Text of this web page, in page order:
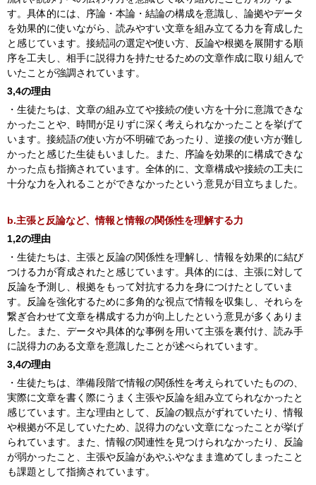
す。具体的には、序論・本論・結論の構成を意識し、論拠やデータ
を効果的に使いながら、読みやすい文章を組み立てる力を育成した
と感じています。接続詞の選定や使い方、反論や根拠を展開する順
序を工夫し、相手に説得力を持たせるための文章作成に取り組んで
いたことが強調されています。
3,4の理由
・生徒たちは、文章の組み立てや接続の使い方を十分に意識できな
かったことや、時間が足りずに深く考えられなかったことを挙げて
います。接続語の使い方が不明確であったり、逆接の使い方が難し
かったと感じた生徒もいました。また、序論を効果的に構成できな
かった点も指摘されています。全体的に、文章構成や接続の工夫に
十分な力を入れることができなかったという意見が目立ちました。
b.主張と反論など、情報と情報の関係性を理解する力
1,2の理由
・生徒たちは、主張と反論の関係性を理解し、情報を効果的に結び
つける力が育成されたと感じています。具体的には、主張に対して
反論を予測し、根拠をもって対抗する力を身につけたとしていま
す。反論を強化するために多角的な視点で情報を収集し、それらを
繋ぎ合わせて文章を構成する力が向上したという意見が多くありま
した。また、データや具体的な事例を用いて主張を裏付け、読み手
に説得力のある文章を意識したことが述べられています。
3,4の理由
・生徒たちは、準備段階で情報の関係性を考えられていたものの、
実際に文章を書く際にうまく主張や反論を組み立てられなかったと
感じています。主な理由として、反論の観点がずれていたり、情報
や根拠が不足していたため、説得力のない文章になったことが挙げ
られています。また、情報の関連性を見つけられなかったり、反論
が弱かったこと、主張や反論があやふやなまま進めてしまったこと
も課題として指摘されています。